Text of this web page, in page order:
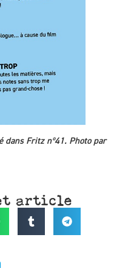
dans Fritz nº41. Photo par
article